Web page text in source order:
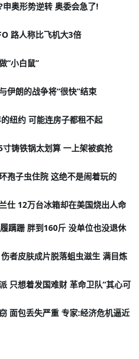
奥形势逆转 奥委会急了!
路人称比飞机大3倍
“小白鼠”
伊朗的战争将“很快”结束
纽约 可能连房子都租不起
铸铁锅太划算 一上架被疯抢
孢子虫住院 这绝不是闹着玩的
仕 12万台冰箱却在美国烧出人命
蹒跚 胖到160斤 没单位也没退休
者皮肤成片脱落蛆虫滋生 满目炼
只想着发国难财 革命卫队“其心可
面包丢失严重 专家:经济危机逼近